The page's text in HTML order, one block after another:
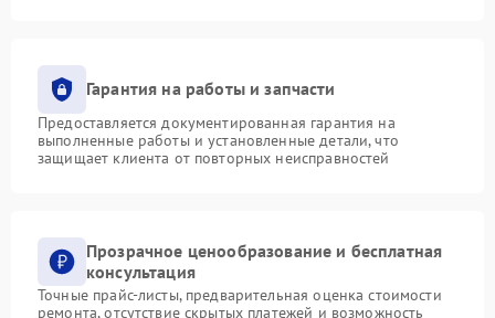
Гарантия на работы и запчасти
Предоставляется документированная гарантия на
выполненные работы и установленные детали, что
защищает клиента от повторных неисправностей
Прозрачное ценообразование и бесплатная
консультация
Точные прайс-листы, предварительная оценка стоимости
ремонта, отсутствие скрытых платежей и возможность